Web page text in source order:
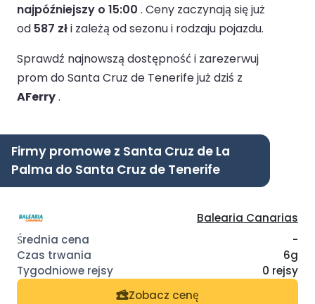
najpóźniejszy o 15:00 . Ceny zaczynają się już
od 587 złi zależą od sezonu i rodzaju pojazdu.
Sprawdź najnowszą dostępność i zarezerwuj
prom do Santa Cruz de Tenerife już dziś z
AFerry.
Firmy promowe z Santa Cruz de La
Palma do Santa Cruz de Tenerife
Balearia Canarias
-
6g
0 rejsy
Zobacz cenę